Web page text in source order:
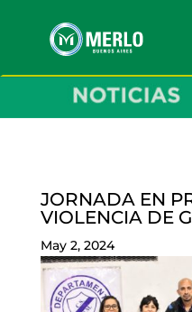
JORNADA EN
VIOLENCIA DE
May 2, 2024